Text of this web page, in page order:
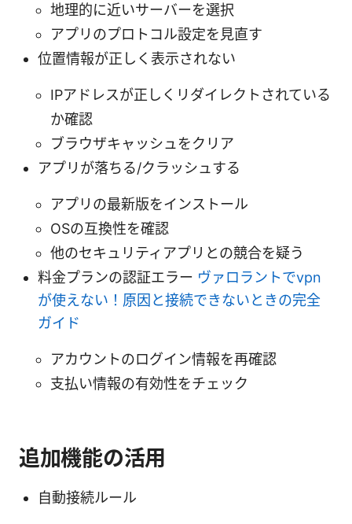
地理的に近いサーバーを選択
アプリのプロトコル設定を見直す
位置情報が正しく表示されない
IPアドレスが正しくリダイレクトされている
か確認
ブラウザキャッシュをクリア
アプリが落ちる/クラッシュする
アプリの最新版をインストール
OSの互換性を確認
他のセキュリティアプリとの競合を疑う
料金プランの認証エラー ヴァロラントでvpn
が使えない！原因と接続できないときの完全
ガイド
アカウントのログイン情報を再確認
支払い情報の有効性をチェック
追加機能の活用
自動接続ルール